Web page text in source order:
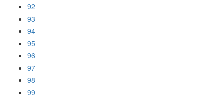
92
93
94
95
96
97
98
99